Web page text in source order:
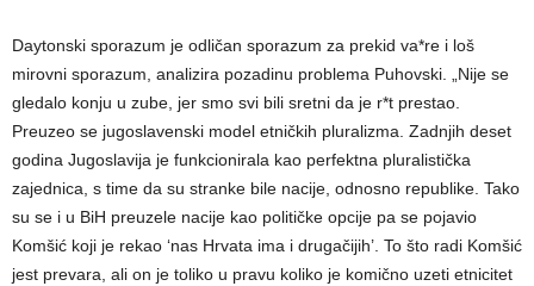
Daytonski sporazum je odličan sporazum za prekid va*re i loš
mirovni sporazum, analizira pozadinu problema Puhovski. „Nije se
gledalo konju u zube, jer smo svi bili sretni da je r*t prestao.
Preuzeo se jugoslavenski model etničkih pluralizma. Zadnjih deset
godina Jugoslavija je funkcionirala kao perfektna pluralistička
zajednica, s time da su stranke bile nacije, odnosno republike. Tako
su se i u BiH preuzele nacije kao političke opcije pa se pojavio
Komšić koji je rekao ‘nas Hrvata ima i drugačijih’. To što radi Komšić
jest prevara, ali on je toliko u pravu koliko je komično uzeti etnicitet